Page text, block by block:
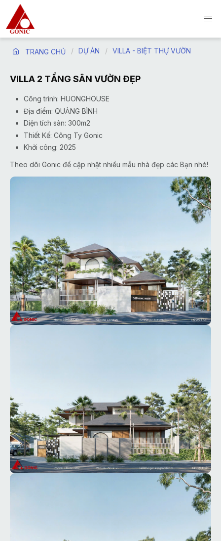
TRANG CHỦ DỰ ÁN VILLA - BIỆT THỰ VƯỜN
VILLA 2 TẦNG SÂN VƯỜN ĐẸP
Công trình: HUONGHOUSE
Địa điểm: QUẢNG BÌNH
Diện tích sàn: 300m2
Thiết Kế: Công Ty Gonic
Khởi công: 2025
Theo dõi Gonic để cập nhật nhiều mẫu nhà đẹp các Bạn nhé!